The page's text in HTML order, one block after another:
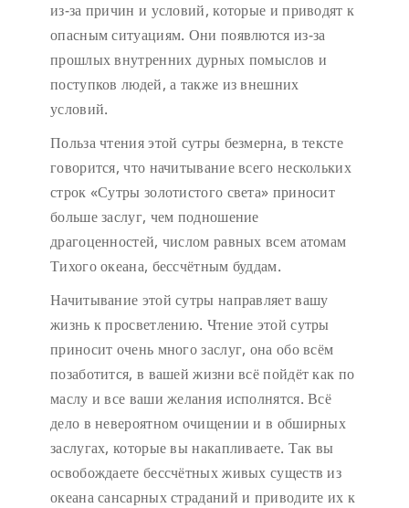
из-за причин и условий, которые и приводят к
опасным ситуациям. Они появлются из-за
прошлых внутренних дурных помыслов и
поступков людей, а также из внешних
условий.
Польза чтения этой сутры безмерна, в тексте
говорится, что начитывание всего нескольких
строк «Сутры золотистого света» приносит
больше заслуг, чем подношение
драгоценностей, числом равных всем атомам
Тихого океана, бессчётным буддам.
Начитывание этой сутры направляет вашу
жизнь к просветлению. Чтение этой сутры
приносит очень много заслуг, она обо всём
позаботится, в вашей жизни всё пойдёт как по
маслу и все ваши желания исполнятся. Всё
дело в невероятном очищении и в обширных
заслугах, которые вы накапливаете. Так вы
освобождаете бессчётных живых существ из
океана сансарных страданий и приводите их к